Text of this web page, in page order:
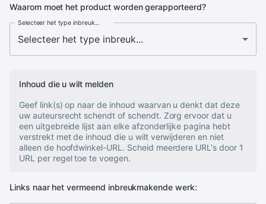
Waarom moet het product worden gerapporteerd?
Selecteer het type inbreuk...
Inhoud die u wilt melden
Geef link(s) op naar de inhoud waarvan u denkt dat deze
uw auteursrecht schendt of schendt. Zorg ervoor dat u
een uitgebreide lijst aan elke afzonderlijke pagina hebt
verstrekt met de inhoud die u wilt verwijderen en niet
alleen de hoofdwinkel-URL. Scheid meerdere URL's door 1
URL per regel toe te voegen.
Links naar het vermeend inbreukmakende werk: